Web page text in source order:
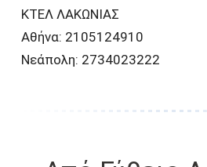
ΚΤΕΛ ΛΑΚΩΝΙΑΣ
Αθήνα: 2105124910
Νεάπολη: 2734023222